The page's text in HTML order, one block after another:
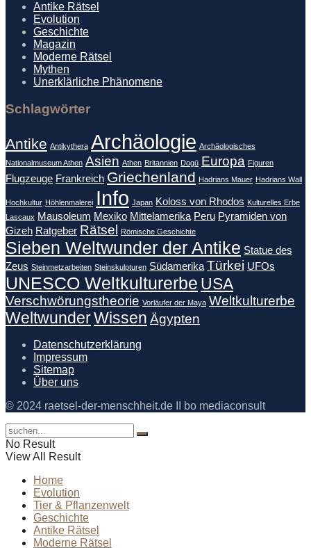
Antike Rätsel
Evolution
Geschichte
Magazin
Moderne Rätsel
Mythen
Unerklärliche Phänomene
Schlagwörter
Antike Antikythera Archäologie Archäologisches
Nationalmuseum Athen Asien Athen Britannien Dogū Europa Figuren
Flugzeuge Frankreich Griechenland Hadrians Mauer Hadrians Wall
Hochkultur Höhlenmalerei Info Japan Koloss von Rhodos Kulturelles Erbe
Lascaux Mausoleum Mexiko Mittelamerika Peru Pyramiden von
Gizeh Ratgeber Rätsel Römische Geschichte
Sieben Weltwunder der Antike Statue des
Zeus Steinmetzarbeiten Steinskulpturen Südamerika Türkei UFOs
UNESCO Weltkulturerbe USA
Verschwörungstheorie Vorläufer der Maya Weltkulturerbe
WeltwunderWissen Ägypten
Datenschutzerklärung
Impressum
Sitemap
Über uns
© 2024 raetsel-der-menschheit.de II bo mediaconsult
No Result
View All Result
Home
Evolution
Tier & Pflanzenwelt
Geschichte
Antike Rätsel
Moderne Rätsel